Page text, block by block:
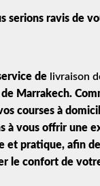
serions ravis de
de livraison
Marrakech.
courses à
à vous offrir une
et pratique, afin
le confort de